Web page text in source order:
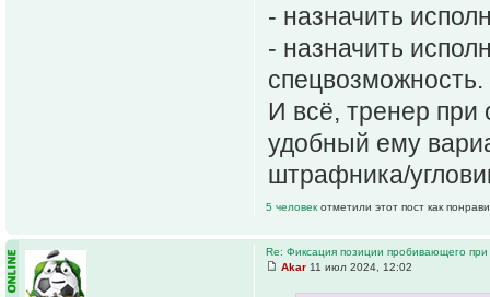
- назначить
- назначить
спецвозможность.
И всё, тренер при
удобный ему
штрафника/
5 человек отметили этот пост как
Re: Фиксация позиции пробивающего
Akar 11 июл 2024, 12:02